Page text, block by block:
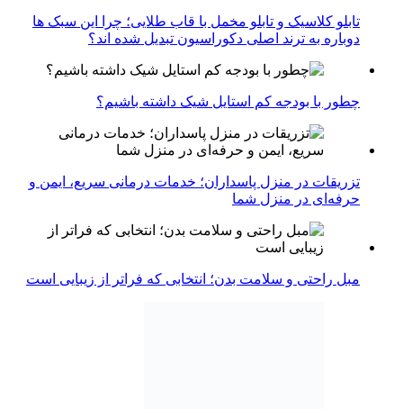
تابلو کلاسیک و تابلو مخمل با قاب طلایی؛ چرا این سبک ها
دوباره به ترند اصلی دکوراسیون تبدیل شده اند؟
چطور با بودجه کم استایل شیک داشته باشیم؟
تزریقات در منزل پاسداران؛ خدمات درمانی سریع، ایمن و
حرفه‌ای در منزل شما
مبل راحتی و سلامت بدن؛ انتخابی که فراتر از زیبایی است